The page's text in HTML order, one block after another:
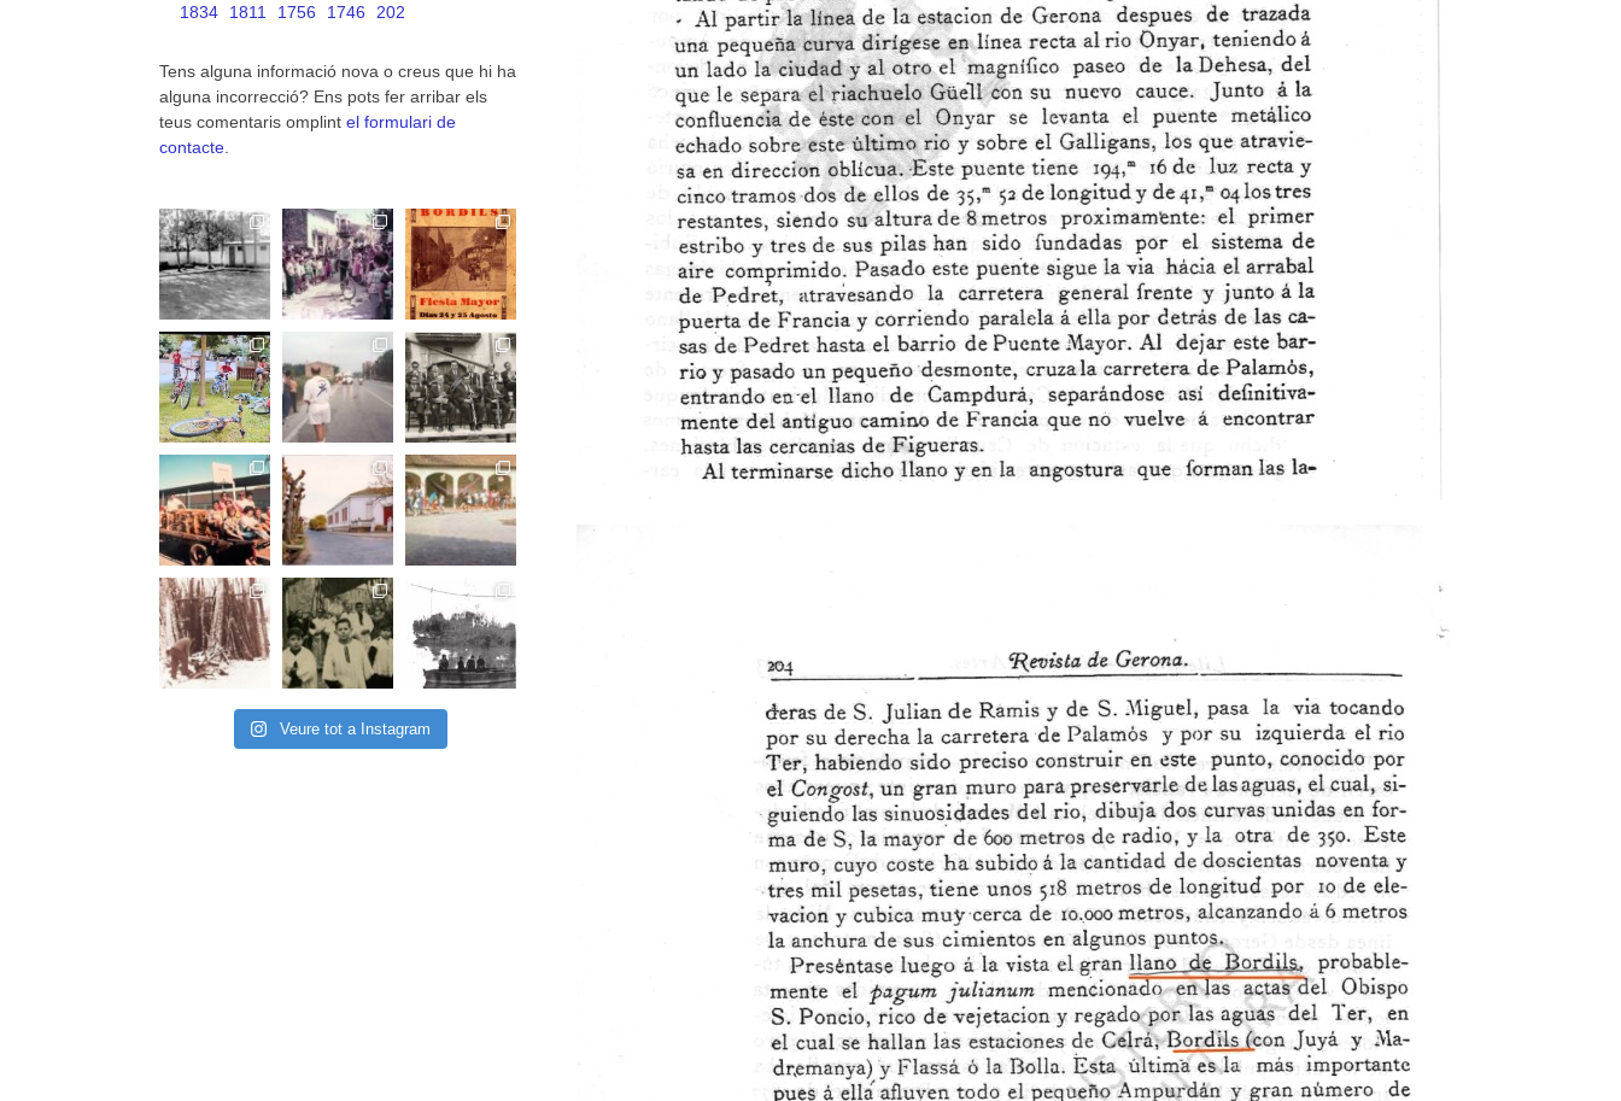
1834
1811 1756 1746 202
Tens alguna informació nova o creus que hi ha
alguna incorrecció? Ens pots fer arribar els
teus comentaris omplint el formulari de
contacte
Veure tot a Instagram